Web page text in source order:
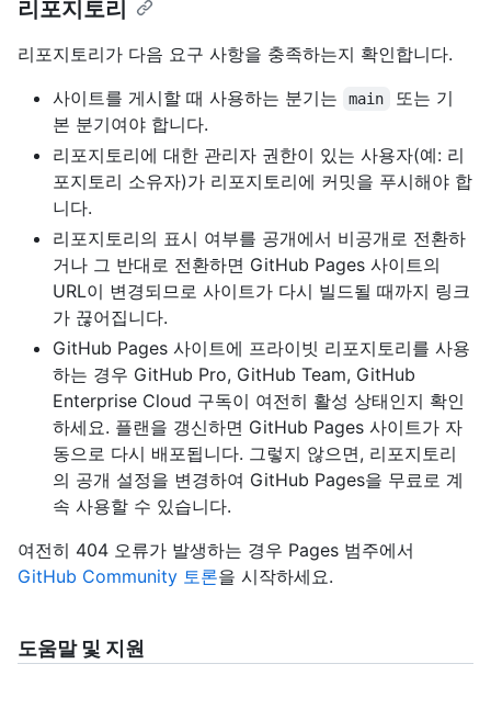
리포지토리
리포지토리가 다음 요구 사항을 충족하는지 확인합니다.
사이트를 게시할 때 사용하는 분기는
main
또는 기
본 분기여야 합니다.
리포지토리에 대한 관리자 권한이 있는 사용자(예: 리
포지토리 소유자)가 리포지토리에 커밋을 푸시해야 합
니다.
리포지토리의 표시 여부를 공개에서 비공개로 전환하
거나 그 반대로 전환하면 GitHub Pages 사이트의
URL이 변경되므로 사이트가 다시 빌드될 때까지 링크
가 끊어집니다.
GitHub Pages 사이트에 프라이빗 리포지토리를 사용
하는 경우 GitHub Pro, GitHub Team, GitHub
Enterprise Cloud 구독이 여전히 활성 상태인지 확인
하세요. 플랜을 갱신하면 GitHub Pages 사이트가 자
동으로 다시 배포됩니다. 그렇지 않으면, 리포지토리
의 공개 설정을 변경하여 GitHub Pages을 무료로 계
속 사용할 수 있습니다.
여전히 404 오류가 발생하는 경우 Pages 범주에서
GitHub Community 토론을 시작하세요.
도움말 및 지원